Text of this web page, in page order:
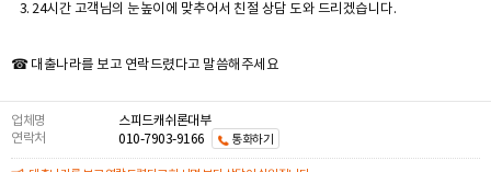
3. 24시간 고객님의 눈높이에 맞추어서 친절 상담 도와 드리겠습니다.
☎ 대출나라를 보고 연락드렸다고 말씀해주세요
업체명
스피드캐쉬론대부
연락처
010-7903-9166 통화하기